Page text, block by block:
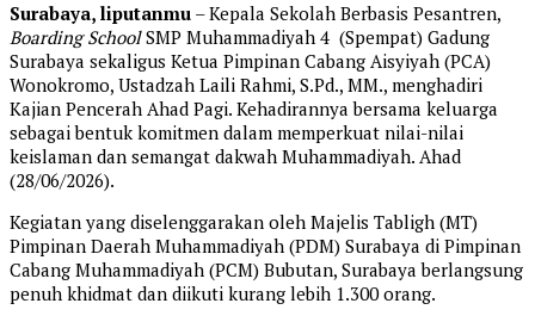
Surabaya, liputanmu – Kepala Sekolah Berbasis Pesantren,
Boarding SchoolSMP Muhammadiyah 4 (Spempat) Gadung
Surabaya sekaligus Ketua Pimpinan Cabang Aisyiyah (PCA)
Wonokromo, Ustadzah Laili Rahmi, S.Pd., MM., menghadiri
Kajian Pencerah Ahad Pagi. Kehadirannya bersama keluarga
sebagai bentuk komitmen dalam memperkuat nilai-nilai
keislaman dan semangat dakwah Muhammadiyah. Ahad
(28/06/2026).
Kegiatan yang diselenggarakan oleh Majelis Tabligh (MT)
Pimpinan Daerah Muhammadiyah (PDM) Surabaya di Pimpinan
Cabang Muhammadiyah (PCM) Bubutan, Surabaya berlangsung
penuh khidmat dan diikuti kurang lebih 1.300 orang.